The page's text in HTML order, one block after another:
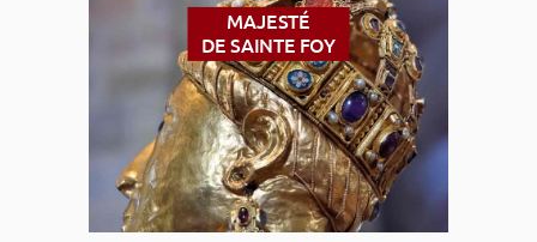
MAJESTÉ
DE SAINTE FOY